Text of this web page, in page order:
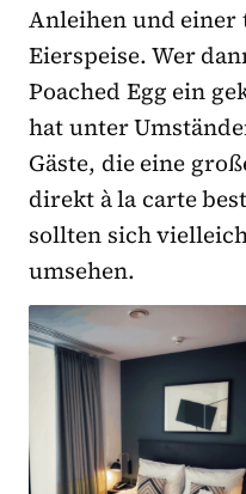
Anleihen und einer
Eierspeise. Wer
Poached Egg ein
hat unter
Gäste, die eine
direkt à la carte
sollten sich
umsehen.